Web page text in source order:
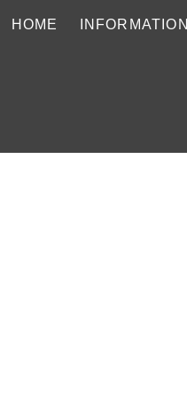
HOME INFORMATION